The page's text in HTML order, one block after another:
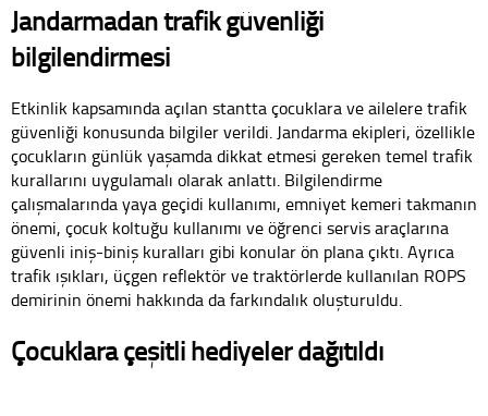
Jandarmadan trafik güvenliği
bilgilendirmesi
Etkinlik kapsamında açılan stantta çocuklara ve ailelere trafik
güvenliği konusunda bilgiler verildi. Jandarma ekipleri, özellikle
çocukların günlük yaşamda dikkat etmesi gereken temel trafik
kurallarını uygulamalı olarak anlattı. Bilgilendirme
çalışmalarında yaya geçidi kullanımı, emniyet kemeri takmanın
önemi, çocuk koltuğu kullanımı ve öğrenci servis araçlarına
güvenli iniş-biniş kuralları gibi konular ön plana çıktı. Ayrıca
trafik ışıkları, üçgen reflektör ve traktörlerde kullanılan ROPS
demirinin önemi hakkında da farkındalık oluşturuldu.
Çocuklara çeşitli hediyeler dağıtıldı